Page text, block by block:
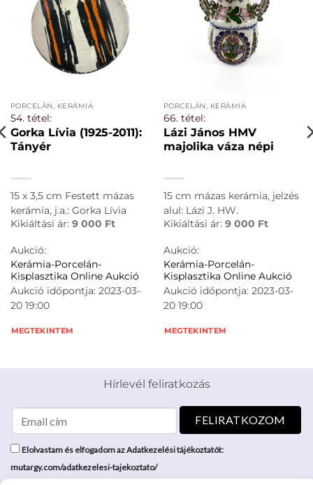
PORCELÁN, KERÁMIA
54. tétel:
Gorka Lívia (1925-2011):
Tányér
15 x 3,5 cm Festett mázas
kerámia, j.a.: Gorka Lívia
Kikiáltási ár: 9 000 Ft
Aukció:
Kerámia-Porcelán-
Kisplasztika Online Aukció
Aukció időpontja: 2023-03-
20 19:00
MEGTEKINTEM
PORCELÁN, KERÁMIA
66. tétel:
Lázi János HMV
majolika váza népi
15 cm mázas kerámia, jelzés
alul: Lázi J. HW.
Kikiáltási ár: 9 000 Ft
Aukció:
Kerámia-Porcelán-
Kisplasztika Online Aukció
Aukció időpontja: 2023-03-
20 19:00
MEGTEKINTEM
Hírlevél feliratkozás
Elolvastam és elfogadom az Adatkezelési tájékoztatót:
mutargy.com/adatkezelesi-tajekoztato/